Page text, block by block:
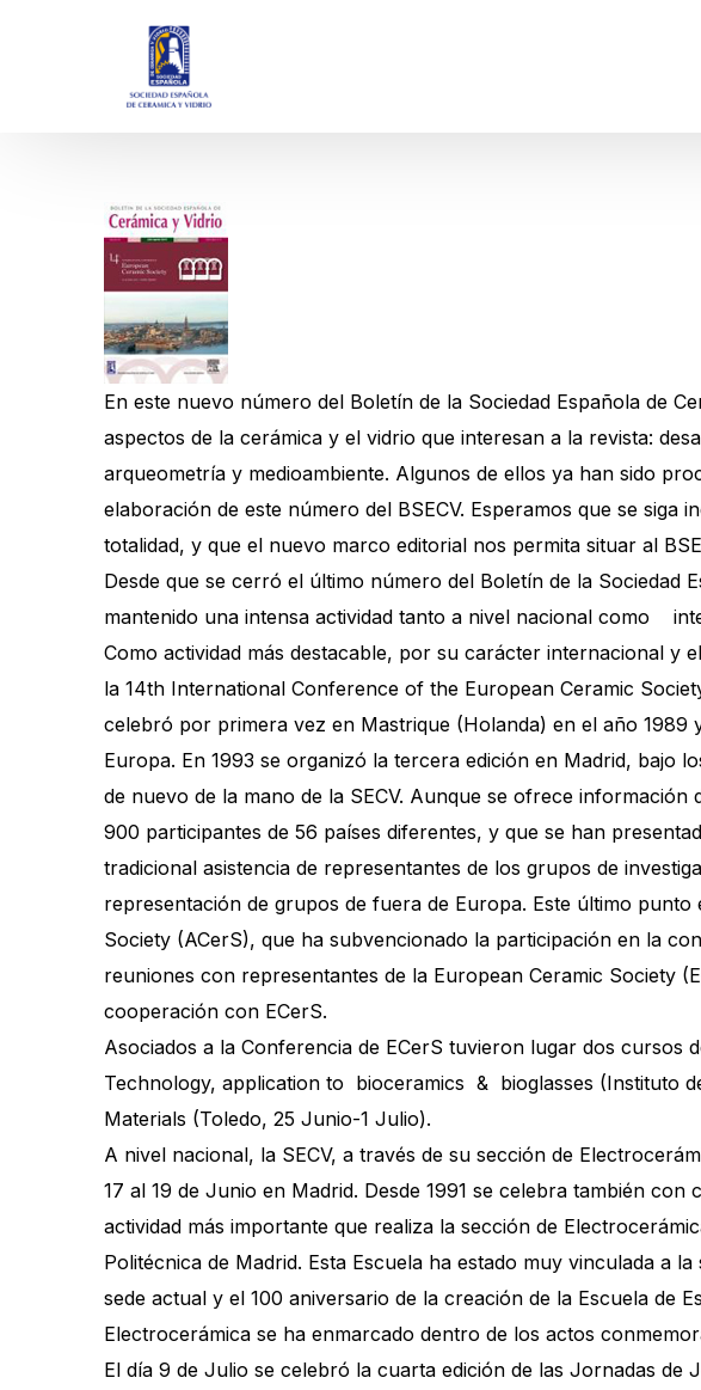
En este nuevo número del Boletín de la Sociedad Española de
aspectos de la cerámica y el vidrio que interesan a la revista:
arqueometría y medioambiente. Algunos de ellos ya han sido
elaboración de este número del BSECV. Esperamos que se
totalidad, y que el nuevo marco editorial nos permita situar al
Desde que se cerró el último número del Boletín de la Sociedad
mantenido una intensa actividad tanto a nivel nacional como
Como actividad más destacable, por su carácter internacional y
la 14th International Conference of the European Ceramic
celebró por primera vez en Mastrique (Holanda) en el año
Europa. En 1993 se organizó la tercera edición en Madrid, bajo
de nuevo de la mano de la SECV. Aunque se ofrece
900 participantes de 56 países diferentes, y que se han
tradicional asistencia de representantes de los grupos de
representación de grupos de fuera de Europa. Este último
Society (ACerS), que ha subvencionado la participación en la
reuniones con representantes de la European Ceramic Society
cooperación con ECerS.
Asociados a la Conferencia de ECerS tuvieron lugar dos
Technology, application to bioceramics & bioglasses (Instituto
Materials (Toledo, 25 Junio-1 Julio).
A nivel nacional, la SECV, a través de su sección de
17 al 19 de Junio en Madrid. Desde 1991 se celebra también
actividad más importante que realiza la sección de
Politécnica de Madrid. Esta Escuela ha estado muy vinculada a
sede actual y el 100 aniversario de la creación de la Escuela de
Electrocerámica se ha enmarcado dentro de los actos
El día 9 de Julio se celebró la cuarta edición de las Jornadas